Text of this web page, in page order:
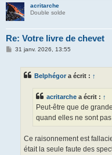
acritarche
Double solde
Re: Votre livre de chevet
M31 janv. 2026, 13:55
Belphégor a écrit : ↑
acritarche a écrit : ↑
Peut-être que de
quand elles ne sont
Ce raisonnement est
était la seule faute des